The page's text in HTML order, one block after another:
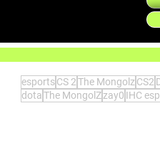
the moment #1. KQLY-
VAC shot
esportsCS 2The Mongolz CS2
dotaThe MongolZzay0 IHC